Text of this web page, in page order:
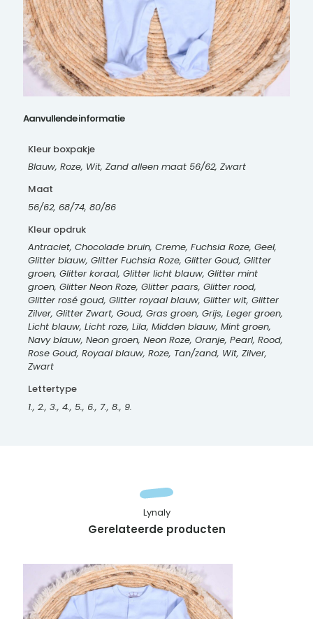
Aanvullende informatie
Kleur boxpakje
Blauw, Roze, Wit, Zand alleen maat 56/62, Zwart
Maat
56/62, 68/74, 80/86
Kleur opdruk
Antraciet, Chocolade bruin, Creme, Fuchsia Roze, Geel,
Glitter blauw, Glitter Fuchsia Roze, Glitter Goud, Glitter
groen, Glitter koraal, Glitter licht blauw, Glitter mint
groen, Glitter Neon Roze, Glitter paars, Glitter rood,
Glitter rosé goud, Glitter royaal blauw, Glitter wit, Glitter
Zilver, Glitter Zwart, Goud, Gras groen, Grijs, Leger groen,
Licht blauw, Licht roze, Lila, Midden blauw, Mint groen,
Navy blauw, Neon groen, Neon Roze, Oranje, Pearl, Rood,
Rose Goud, Royaal blauw, Roze, Tan/zand, Wit, Zilver,
Zwart
Lettertype
1., 2., 3., 4., 5., 6., 7., 8., 9.
Gerelateerde producten
Lynaly